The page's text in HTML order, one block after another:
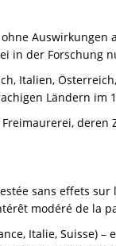
in der Forschung
Italien,
Ländern im
sans effets
modéré de la
Italie, Suisse)